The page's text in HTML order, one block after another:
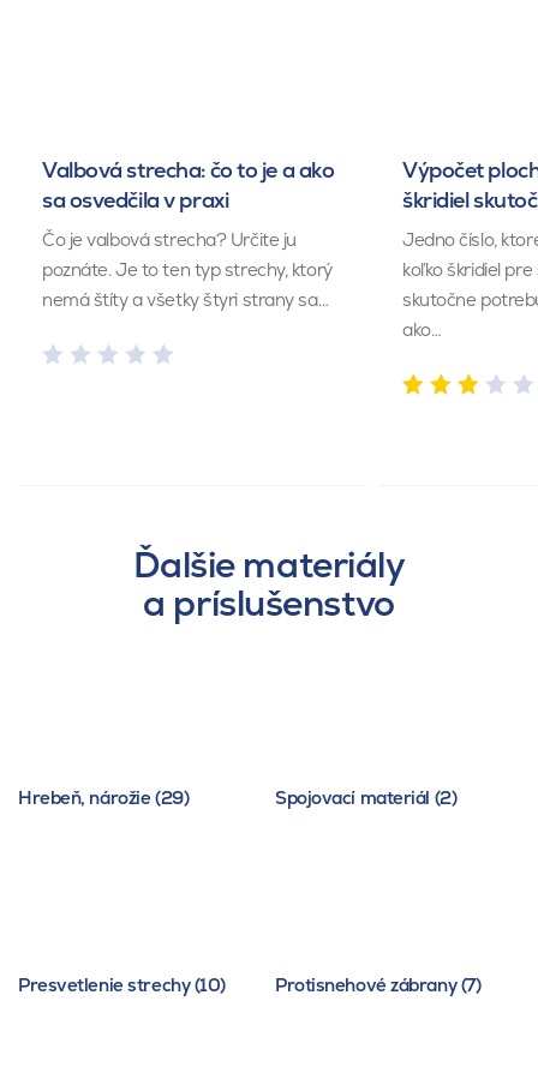
Valbová strecha: čo to je a ako
sa osvedčila v praxi
Čo je valbová strecha? Určite ju
poznáte. Je to ten typ strechy, ktorý
nemá štíty a všetky štyri strany sa…
Výpočet
škridiel
Jedno číslo,
koľko škridiel
skutočne
ako…
Ďalšie materiály
a príslušenstvo
Hrebeň, nárožie (29) Spojovací materiál (2)
Presvetlenie strechy (10) Protisnehové zábrany (7)